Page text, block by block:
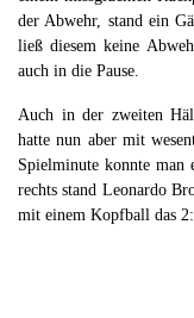
der Abwehr, stand ein
ließ diesem keine
auch in die Pause.
Auch in der zweiten
hatte nun aber mit
Spielminute konnte man
rechts stand Leonardo
mit einem Kopfball das